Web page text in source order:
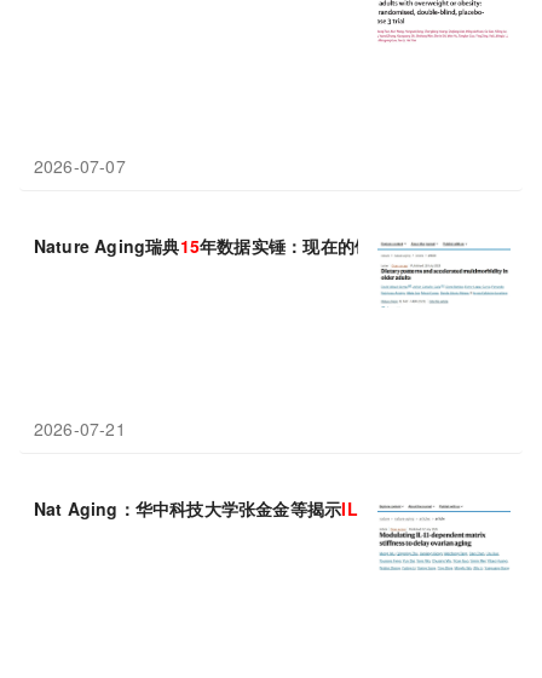
2026-07-07
Nature Aging瑞典15年数据实锤：现在的饮食方式，正悄悄决定
2026-07-21
Nat Aging：华中科技大学张金金等揭示IL-11调控卵巢基质硬度